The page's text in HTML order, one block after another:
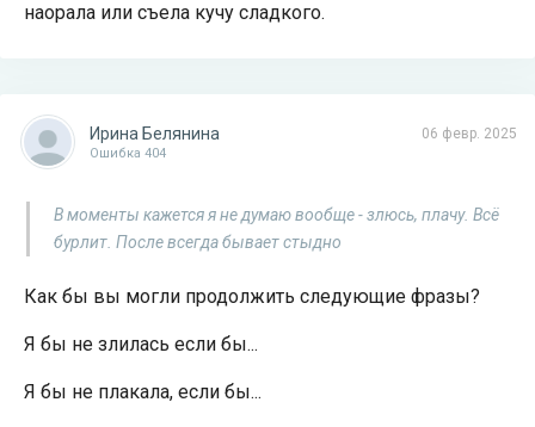
наорала или съела кучу сладкого.
06 февр. 2025
Ирина Белянина
Ошибка 404
В моменты кажется я не думаю вообще - злюсь, плачу. Всё
бурлит. После всегда бывает стыдно
Как бы вы могли продолжить следующие фразы?
Я бы не злилась если бы...
Я бы не плакала, если бы...